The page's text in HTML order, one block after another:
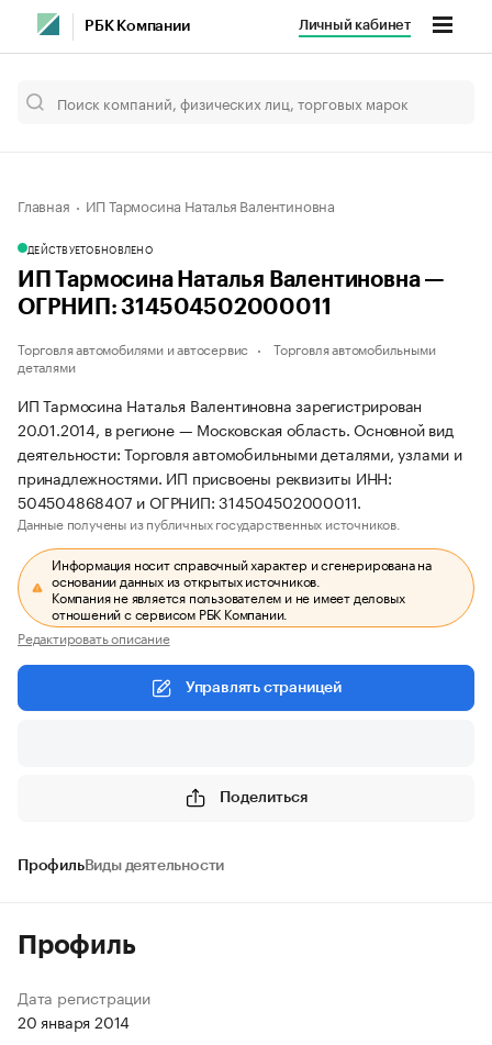
РБК Компании Личный кабинет
Главная ИП Тармосина Наталья Валентиновна
ДЕЙСТВУЕТОБНОВЛЕНО
ИП Тармосина Наталья Валентиновна —
ОГРНИП: 314504502000011
Торговля автомобилями и автосервис
Торговля автомобильными
деталями
ИП Тармосина Наталья Валентиновна зарегистрирован
20.01.2014, в регионе — Московская область. Основной вид
деятельности: Торговля автомобильными деталями, узлами и
принадлежностями. ИП присвоены реквизиты ИНН:
504504868407 и ОГРНИП: 314504502000011.
Данные получены из публичных государственных источников.
Информация носит справочный характер и сгенерирована на
основании данных из открытых источников.
Компания не является пользователем и не имеет деловых
отношений с сервисом РБК Компании.
Редактировать описание
Управлять страницей
Поделиться
ПрофильВиды деятельности
Профиль
Дата регистрации
20 января 2014